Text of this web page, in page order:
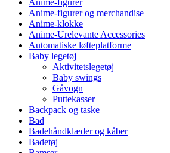
Anime-figurer og merchandise
Anime-klokke
Anime-Urelevante Accessories
Automatiske løfteplatforme
Baby legetøj
Aktivitetslegetøj
Baby swings
Gåvogn
Puttekasser
Backpack og taske
Bad
Badehåndklæder og kåber
Badetøj